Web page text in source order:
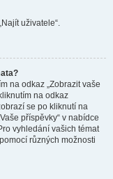
uživatele“.
na odkaz „Zobrazit vaše
na odkaz
se po kliknutí na
příspěvky“ v nabídce
vyhledání vašich témat
různých možnosti